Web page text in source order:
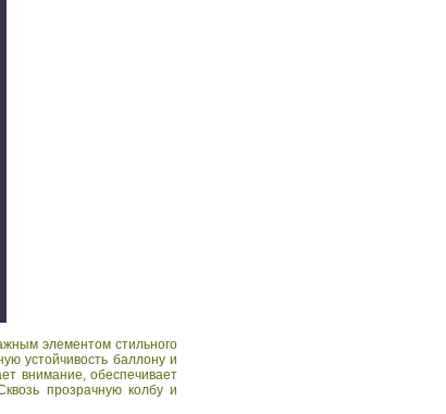
элементом стильного
устойчивость баллону и
внимание, обеспечивает
прозрачную колбу и